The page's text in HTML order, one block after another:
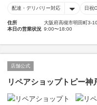
配達・デリバリー対応 日祝
住所
大阪府高槻市明田町3-
本日の営業状況 9:00〜18:00
店舗公式
リペアショップトピー神